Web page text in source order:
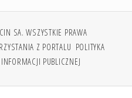
SA. WSZYSTKIE PRAWA
Z PORTALU POLITYKA
PUBLICZNEJ